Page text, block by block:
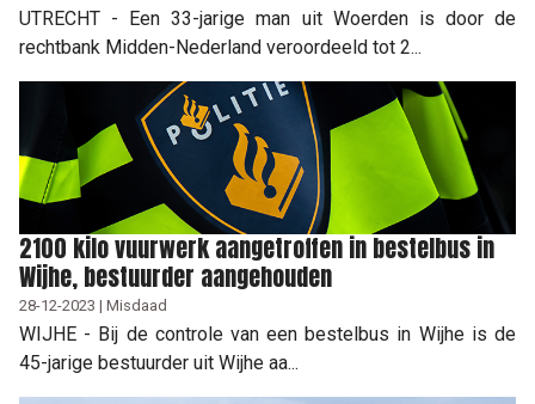
UTRECHT - Een 33-jarige man uit Woerden is door de
rechtbank Midden-Nederland veroordeeld tot 2...
2100 kilo vuurwerk aangetroffen in bestelbus in
Wijhe, bestuurder aangehouden
28-12-2023 | Misdaad
WIJHE - Bij de controle van een bestelbus in Wijhe is de
45-jarige bestuurder uit Wijhe aa...